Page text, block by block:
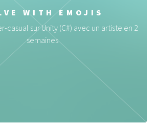
WITH EMOJIS
casual sur Unity (C#) avec un artiste en 2
semaines